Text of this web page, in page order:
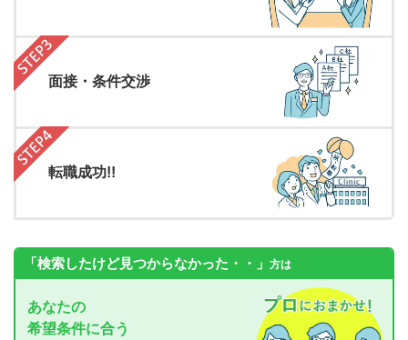
面接・条件交渉
転職成功!!
「検索したけど見つからなかった・・」 方は
あなたの
希望条件に合う